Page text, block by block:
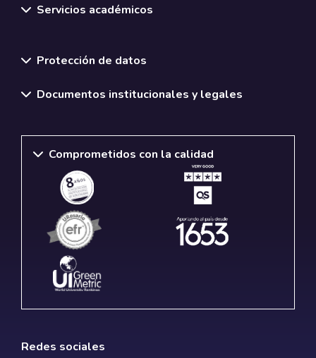
Servicios académicos
Protección de datos
Documentos institucionales y legales
Comprometidos con la calidad
Redes sociales